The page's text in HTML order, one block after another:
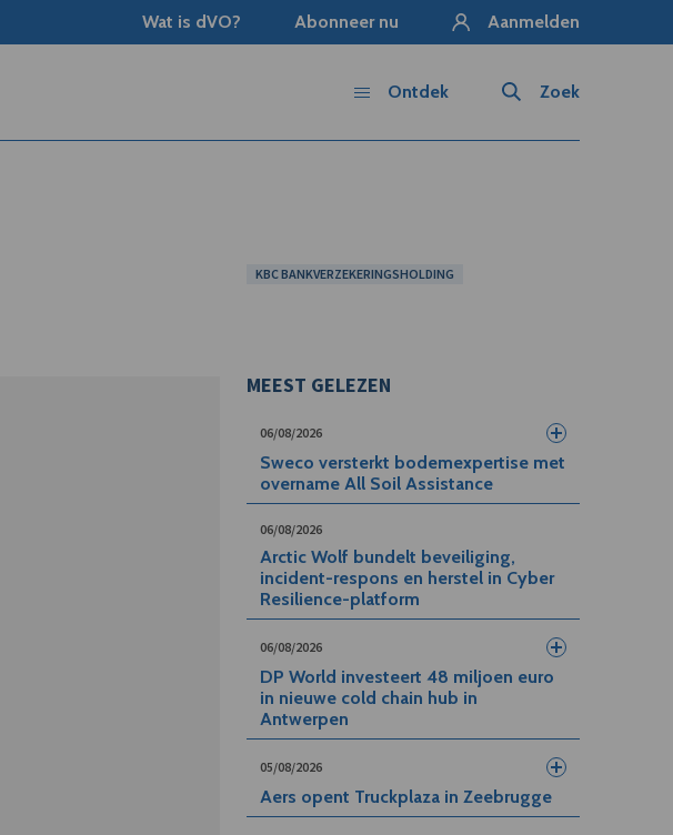
Wat is dVO? Abonneer nu Aanmelden
Zoek
Ontdek
KBC BANKVERZEKERINGSHOLDING
MEEST GELEZEN
06/08/2026
Sweco versterkt bodemexpertise met
overname All Soil Assistance
06/08/2026
Arctic Wolf bundelt beveiliging,
incident-respons en herstel in Cyber
Resilience-platform
06/08/2026
DP World investeert 48 miljoen euro
in nieuwe cold chain hub in
Antwerpen
05/08/2026
Aers opent Truckplaza in Zeebrugge